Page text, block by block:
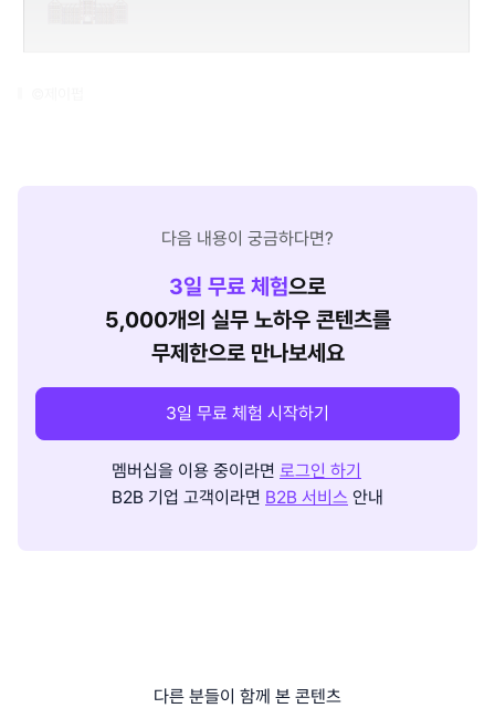
다음 내용이 궁금하다면?
3일 무료 체험으로
5,000개의 실무 노하우 콘텐츠를
무제한으로 만나보세요
3일 무료 체험 시작하기
멤버십을 이용 중이라면 로그인 하기
B2B 기업 고객이라면 B2B 서비스 안내
다른 분들이 함께 본 콘텐츠